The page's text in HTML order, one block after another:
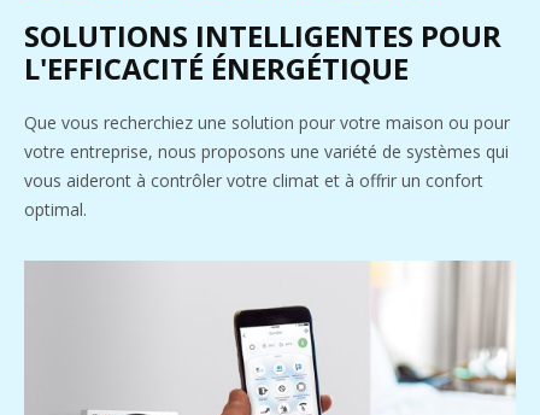
SOLUTIONS INTELLIGENTES POUR
L'EFFICACITÉ ÉNERGÉTIQUE
Que vous recherchiez une solution pour votre maison ou pour
votre entreprise, nous proposons une variété de systèmes qui
vous aideront à contrôler votre climat et à offrir un confort
optimal.